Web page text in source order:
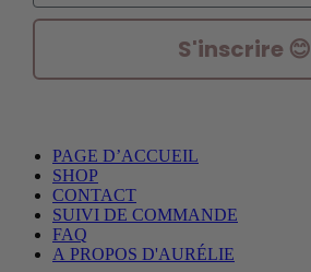
S'inscrire 😊
PAGE D’ACCUEIL
SHOP
CONTACT
SUIVI DE COMMANDE
FAQ
A PROPOS D'AURÉLIE